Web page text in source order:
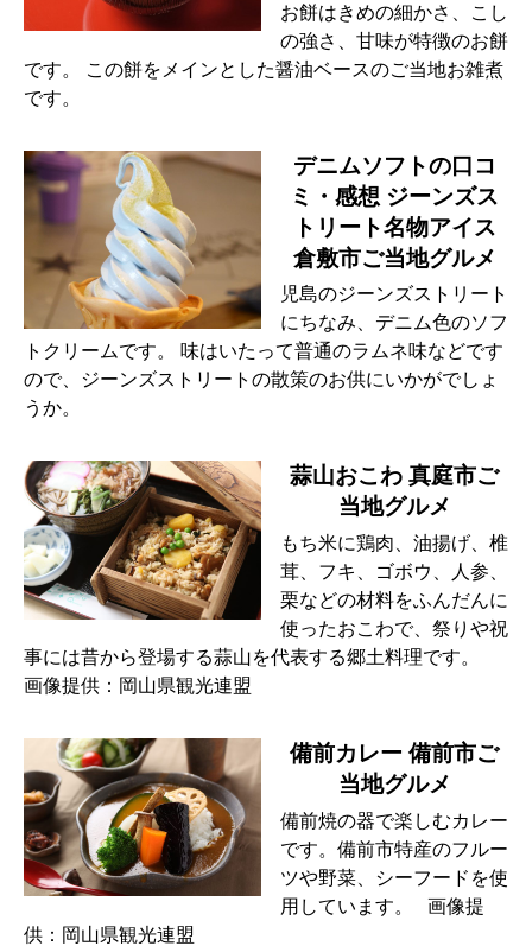
お餅はきめの細かさ、こし
の強さ、甘味が特徴のお餅
です。 この餅をメインとした醤油ベースのご当地お雑煮
です。
デニムソフトの口コ
ミ・感想 ジーンズス
トリート名物アイス
倉敷市ご当地グルメ
児島のジーンズストリート
にちなみ、デニム色のソフ
トクリームです。 味はいたって普通のラムネ味などです
ので、ジーンズストリートの散策のお供にいかがでしょ
うか。
蒜山おこわ 真庭市ご
当地グルメ
もち米に鶏肉、油揚げ、椎
茸、フキ、ゴボウ、人参、
栗などの材料をふんだんに
使ったおこわで、祭りや祝
事には昔から登場する蒜山を代表する郷土料理です。
画像提供：岡山県観光連盟
備前カレー 備前市ご
当地グルメ
備前焼の器で楽しむカレー
です。備前市特産のフルー
ツや野菜、シーフードを使
用しています。 画像提
供：岡山県観光連盟